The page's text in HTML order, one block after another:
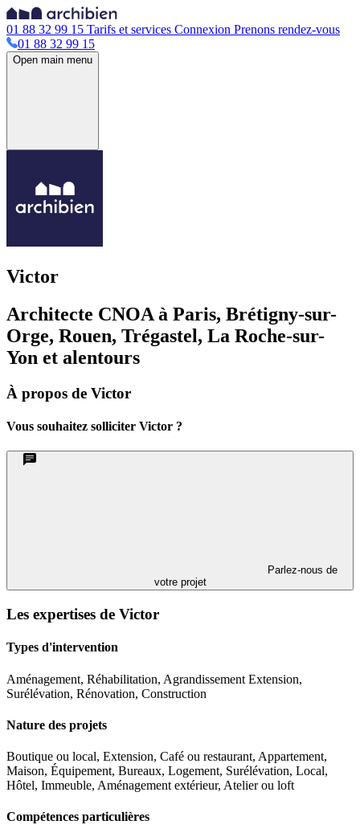
01 88 32 99 15 Tarifs et services Connexion Prenons rendez-vous
01 88 32 99 15
Open main menu
Victor
Architecte CNOA à Paris, Brétigny-sur-
Orge, Rouen, Trégastel, La Roche-sur-
Yon et alentours
À propos de Victor
Vous souhaitez solliciter Victor ?
Parlez-nous de
votre projet
Les expertises de Victor
Types d'intervention
Aménagement, Réhabilitation, Agrandissement Extension,
Surélévation, Rénovation, Construction
Nature des projets
Boutique ou local, Extension, Café ou restaurant, Appartement,
Maison, Équipement, Bureaux, Logement, Surélévation, Local,
Hôtel, Immeuble, Aménagement extérieur, Atelier ou loft
Compétences particulières